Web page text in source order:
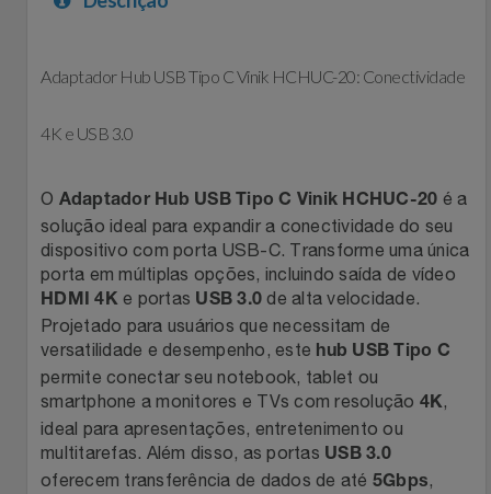
Celulares E Smartphone
Cosméticos
Cozinha
Eletrodomésticos
Eletroportáteis
Esportes
Experiências
Ferramentas
Electrolux
Extra
Fortaleza
Gama Italy
Giftty
Havanna
Hospital De Amor
Jbl
Extra
Individual
Insider
John John
Le Lis
Magalu
Natura
Adaptador Hub USB Tipo C Vinik HCHUC-20: Conectividade
4K e USB 3.0
O Adaptador Hub USB Tipo C Vinik HCHUC-20 é a
solução ideal para expandir a conectividade do seu
dispositivo com porta USB-C. Transforme uma única
porta em múltiplas opções, incluindo saída de vídeo
HDMI 4K e portas USB 3.0 de alta velocidade.
Projetado para usuários que necessitam de
versatilidade e desempenho, este hub USB Tipo C
permite conectar seu notebook, tablet ou
smartphone a monitores e TVs com resolução 4K,
ideal para apresentações, entretenimento ou
multitarefas. Além disso, as portas USB 3.0
oferecem transferência de dados de até 5Gbps,